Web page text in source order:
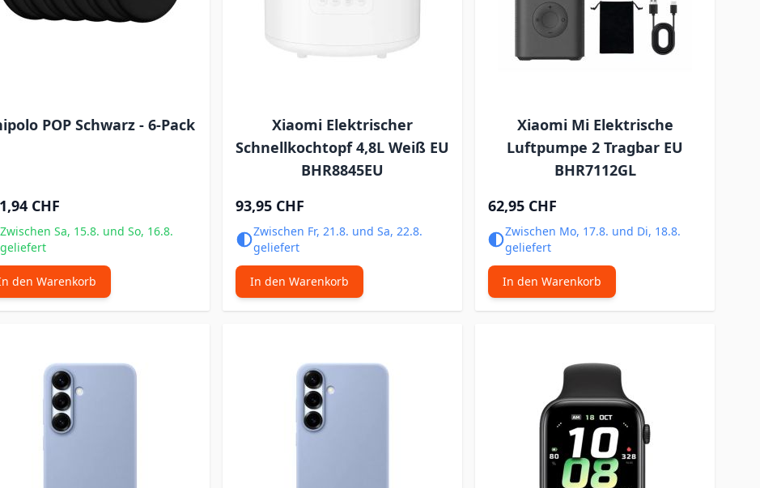
POP Schwarz - 6-Pack
CHF
Zwischen Sa, 15.8. und So, 16.8.
geliefert
den Warenkorb
Xiaomi Elektrischer
Schnellkochtopf 4,8L Weiß EU
BHR8845EU
93,95 CHF
Zwischen Fr, 21.8. und Sa, 22.8.
geliefert
In den Warenkorb
Xiaomi Mi Elektrische
Luftpumpe 2 Tragbar EU
BHR7112GL
62,95 CHF
Zwischen Mo, 17.8. und Di, 18.8.
geliefert
In den Warenkorb